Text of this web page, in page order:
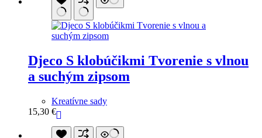
Djeco S klobúčikmi Tvorenie s vlnou
a suchým zipsom
Kreatívne sady
15,30 €